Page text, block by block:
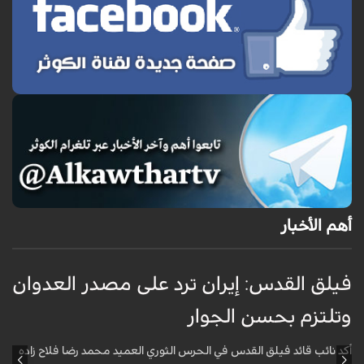
أهم الأخبار
فيلق القدس: إيران ترد على مصدر العدوان
وتلتزم بحسن الجوار
أكد نائب قائد فيلق القدس في الحرس الثوري العميد محمد رضا فلاح زاده